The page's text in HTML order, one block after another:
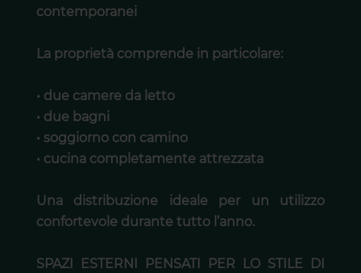
contemporanei
La proprietà comprende in particolare:
• due camere da letto
• due bagni
• soggiorno con camino
• cucina completamente attrezzata
Una distribuzione ideale per un utilizzo
confortevole durante tutto l’anno.
SPAZI ESTERNI PENSATI PER LO STILE DI